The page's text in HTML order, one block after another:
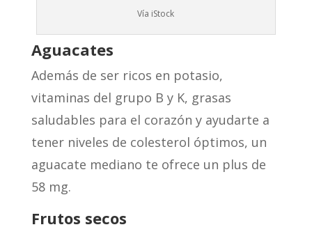
Vía iStock
Aguacates
Además de ser ricos en potasio,
vitaminas del grupo B y K, grasas
saludables para el corazón y ayudarte a
tener niveles de colesterol óptimos, un
aguacate mediano te ofrece un plus de
58 mg.
Frutos secos